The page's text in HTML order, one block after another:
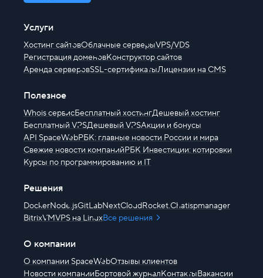
Услуги
Хостинг сайтовОблачные серверыVPS/VDS
Регистрация доменовКонструктор сайтов
Аренда серверовSSL-сертификатыЛицензии на CMS
Полезное
Whois сервисБесплатный хостингДешевый хостинг
Бесплатный VPSДешевый VPSАкции и бонусы
API SpaceWebРБК: главные новости России и мира
Свежие новости компанийРБК Инвестиции: котировки
Курсы по программированию и IT
Решения
DockerNode.jsGitLabNextCloudRocket.Chatispmanager
BitrixVMVPS на LinuxВсе решения
О компании
О компании SpaceWebОтзывы клиентов
Новости компанииБортовой журналКонтактыВакансии